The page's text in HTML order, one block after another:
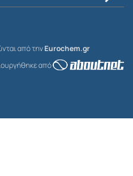
από τηνEurochem.gr
από